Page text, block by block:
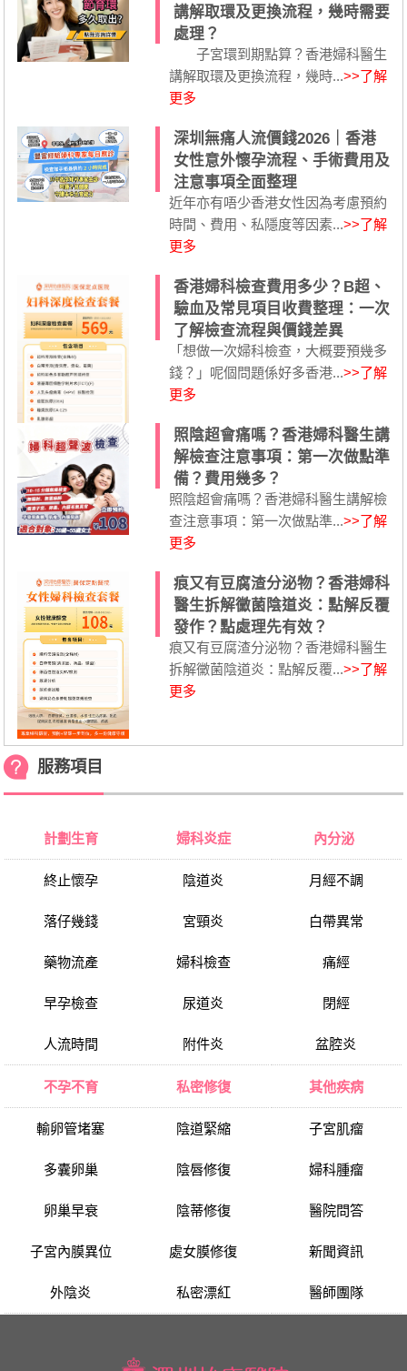
講解取環及更換流程，幾時需要
處理？
子宮環到期點算？香港婦科醫生
講解取環及更換流程，幾時...>>了解
更多
深圳無痛人流價錢2026｜香港
女性意外懷孕流程、手術費用及
注意事項全面整理
近年亦有唔少香港女性因為考慮預約
時間、費用、私隱度等因素...>>了解
更多
香港婦科檢查費用多少？B超、
驗血及常見項目收費整理：一次
了解檢查流程與價錢差異
「想做一次婦科檢查，大概要預幾多
錢？」呢個問題係好多香港...>>了解
更多
照陰超會痛嗎？香港婦科醫生講
解檢查注意事項：第一次做點準
備？費用幾多？
照陰超會痛嗎？香港婦科醫生講解檢
查注意事項：第一次做點準...>>了解
更多
痕又有豆腐渣分泌物？香港婦科
醫生拆解黴菌陰道炎：點解反覆
發作？點處理先有效？
痕又有豆腐渣分泌物？香港婦科醫生
拆解黴菌陰道炎：點解反覆...>>了解
更多
服務項目
計劃生育
終止懷孕
落仔幾錢
藥物流產
早孕檢查
人流時間
婦科炎症
陰道炎
宮頸炎
婦科檢查
尿道炎
附件炎
內分泌
月經不調
白帶異常
痛經
閉經
盆腔炎
不孕不育
輸卵管堵塞
多囊卵巢
卵巢早衰
子宮內膜異位
外陰炎
私密修復
陰道緊縮
陰唇修復
陰蒂修復
處女膜修復
私密漂紅
其他疾病
子宮肌瘤
婦科腫瘤
醫院問答
新聞資訊
醫師團隊